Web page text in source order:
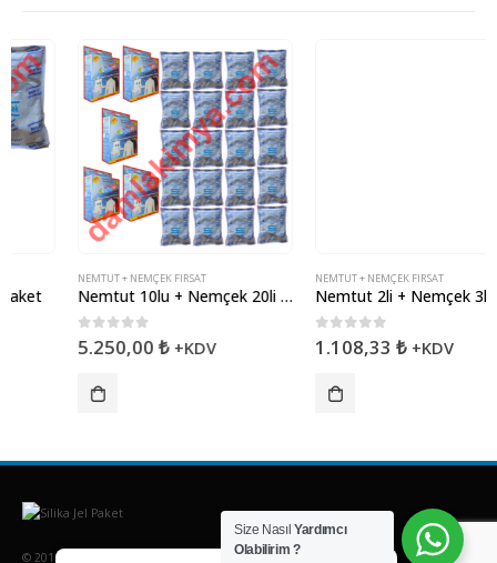
NEMTUT + NEMÇEK FIRSAT
Nemtut 10lu + Nemçek 20li Paket
5 üzerinden
5.250,00₺ +KDV
NEMTUT + NEMÇEK FIRSAT
Nemtut 2li + Nemçek 3lü Paket
5 üzerinden
1.108,33 ₺ +KDV
© 2016. Damla Kimya - Tüm Hakları Saklıdır
Size NasılYardımcı
Olabilirim ?